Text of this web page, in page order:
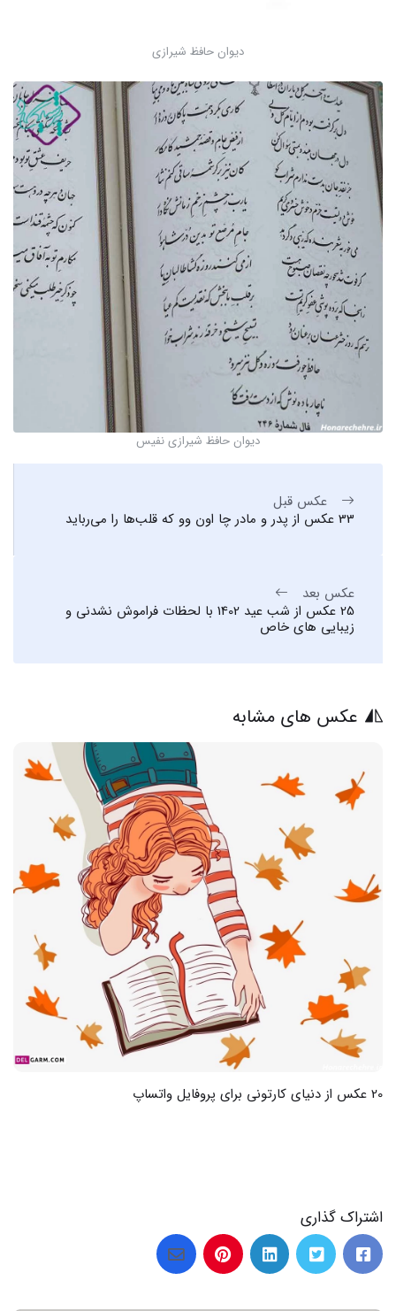
دیوان حافظ شیرازی
دیوان حافظ شیرازی نفیس
عکس قبل
33 عکس از پدر و مادر چا اون وو که قلب‌ها را می‌رباید
عکس بعد
25 عکس از شب عید 1402 با لحظات فراموش نشدنی و
زیبایی های خاص
عکس های مشابه
20 عکس از دنیای کارتونی برای پروفایل واتساپ
اشتراک گذاری